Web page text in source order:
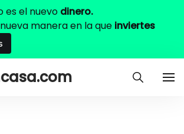
es el nuevo dinero.
manera en la que inviertes